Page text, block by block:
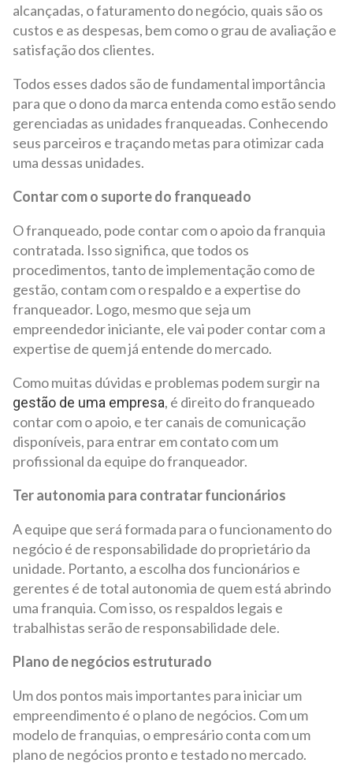
alcançadas, o faturamento do negócio, quais são os
custos e as despesas, bem como o grau de avaliação e
satisfação dos clientes.
Todos esses dados são de fundamental importância
para que o dono da marca entenda como estão sendo
gerenciadas as unidades franqueadas. Conhecendo
seus parceiros e traçando metas para otimizar cada
uma dessas unidades.
Contar com o suporte do franqueado
O franqueado, pode contar com o apoio da franquia
contratada. Isso significa, que todos os
procedimentos, tanto de implementação como de
gestão, contam com o respaldo e a expertise do
franqueador. Logo, mesmo que seja um
empreendedor iniciante, ele vai poder contar com a
expertise de quem já entende do mercado.
Como muitas dúvidas e problemas podem surgir na
gestão de uma empresa, é direito do franqueado
contar com o apoio, e ter canais de comunicação
disponíveis, para entrar em contato com um
profissional da equipe do franqueador.
Ter autonomia para contratar funcionários
A equipe que será formada para o funcionamento do
negócio é de responsabilidade do proprietário da
unidade. Portanto, a escolha dos funcionários e
gerentes é de total autonomia de quem está abrindo
uma franquia. Com isso, os respaldos legais e
trabalhistas serão de responsabilidade dele.
Plano de negócios estruturado
Um dos pontos mais importantes para iniciar um
empreendimento é o plano de negócios. Com um
modelo de franquias, o empresário conta com um
plano de negócios pronto e testado no mercado.